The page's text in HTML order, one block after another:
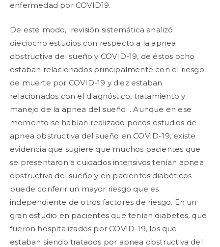
enfermedad por COVID19.
De este modo, revisión sistemática analizó
dieciocho estudios con respecto a la apnea
obstructiva del sueño y COVID-19, de éstos ocho
estaban relacionados principalmente con el riesgo
de muerte por COVID-19 y diez estaban
relacionados con el diagnóstico, tratamiento y
manejo de la apnea del sueño. . Aunque en ese
momento se habían realizado pocos estudios de
apnea obstructiva del sueño en COVID-19, existe
evidencia que sugiere que muchos pacientes que
se presentaron a cuidados intensivos tenían apnea
obstructiva del sueño y en pacientes diabéticos
puede conferir un mayor riesgo que es
independiente de otros factores de riesgo. En un
gran estudio en pacientes que tenían diabetes, que
fueron hospitalizados por COVID-19, los que
estaban siendo tratados por apnea obstructiva del